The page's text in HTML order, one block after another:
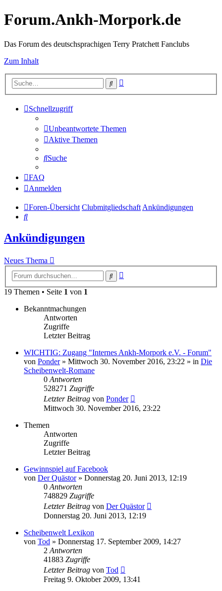
Forum.Ankh-Morpork.de
Das Forum des deutschsprachigen Terry Pratchett Fanclubs
Zum Inhalt
Suche
Schnellzugriff
Unbeantwortete Themen
Aktive Themen
Suche
FAQ
Anmelden
Foren-Übersicht ClubmitgliedschaftAnkündigungen
Suche
Ankündigungen
Neues Thema
Suche
19 Themen • Seite 1 von 1
Bekanntmachungen
Antworten
Zugriffe
Letzter Beitrag
WICHTIG: Zugang "Internes Ankh-Morpork e.V. - Forum"
von Ponder» Mittwoch 30. November 2016, 23:22 » in Die
Scheibenwelt-Romane
0 Antworten
528271 Zugriffe
Letzter Beitrag von Ponder
Mittwoch 30. November 2016, 23:22
Themen
Antworten
Zugriffe
Letzter Beitrag
Gewinnspiel auf Facebook
von Der Quästor» Donnerstag 20. Juni 2013, 12:19
0 Antworten
748829 Zugriffe
Letzter Beitrag von Der Quästor
Donnerstag 20. Juni 2013, 12:19
Scheibenwelt Lexikon
von Tod » Donnerstag 17. September 2009, 14:27
2 Antworten
41883 Zugriffe
Letzter Beitrag von Tod
Freitag 9. Oktober 2009, 13:41